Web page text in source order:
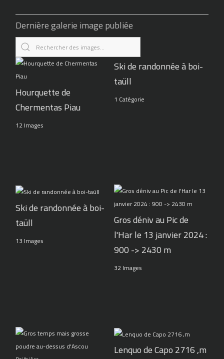
Dernière galerie image publiée
Hourquette de
Chermentas Piau
12 Images
Ski de randonnée à boi-
taüll
1 Catégorie
Ski de randonnée à boi-
taüll
13 Images
Gros déniv au Pic de
l'Har le 13 janvier 2024 :
900 -> 2430 m
32 Images
Lenquo de Capo 2716 ,m